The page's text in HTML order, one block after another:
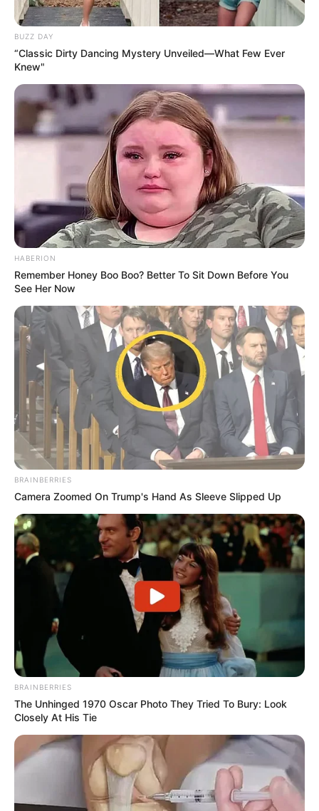
BUZZ DAY
“Classic Dirty Dancing Mystery Unveiled—What Few Ever
Knew"
HABERION
Remember Honey Boo Boo? Better To Sit Down Before You
See Her Now
BRAINBERRIES
Camera Zoomed On Trump's Hand As Sleeve Slipped Up
BRAINBERRIES
The Unhinged 1970 Oscar Photo They Tried To Bury: Look
Closely At His Tie